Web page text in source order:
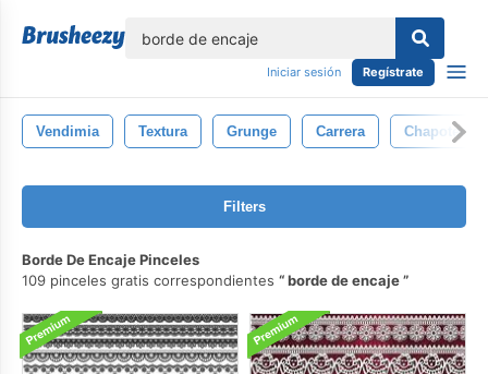
Iniciar sesión Regístrate
Vendimia Textura Grunge Carrera Chapoteo
Filters
Borde De Encaje Pinceles
109 pinceles gratis correspondientes
borde de encaje